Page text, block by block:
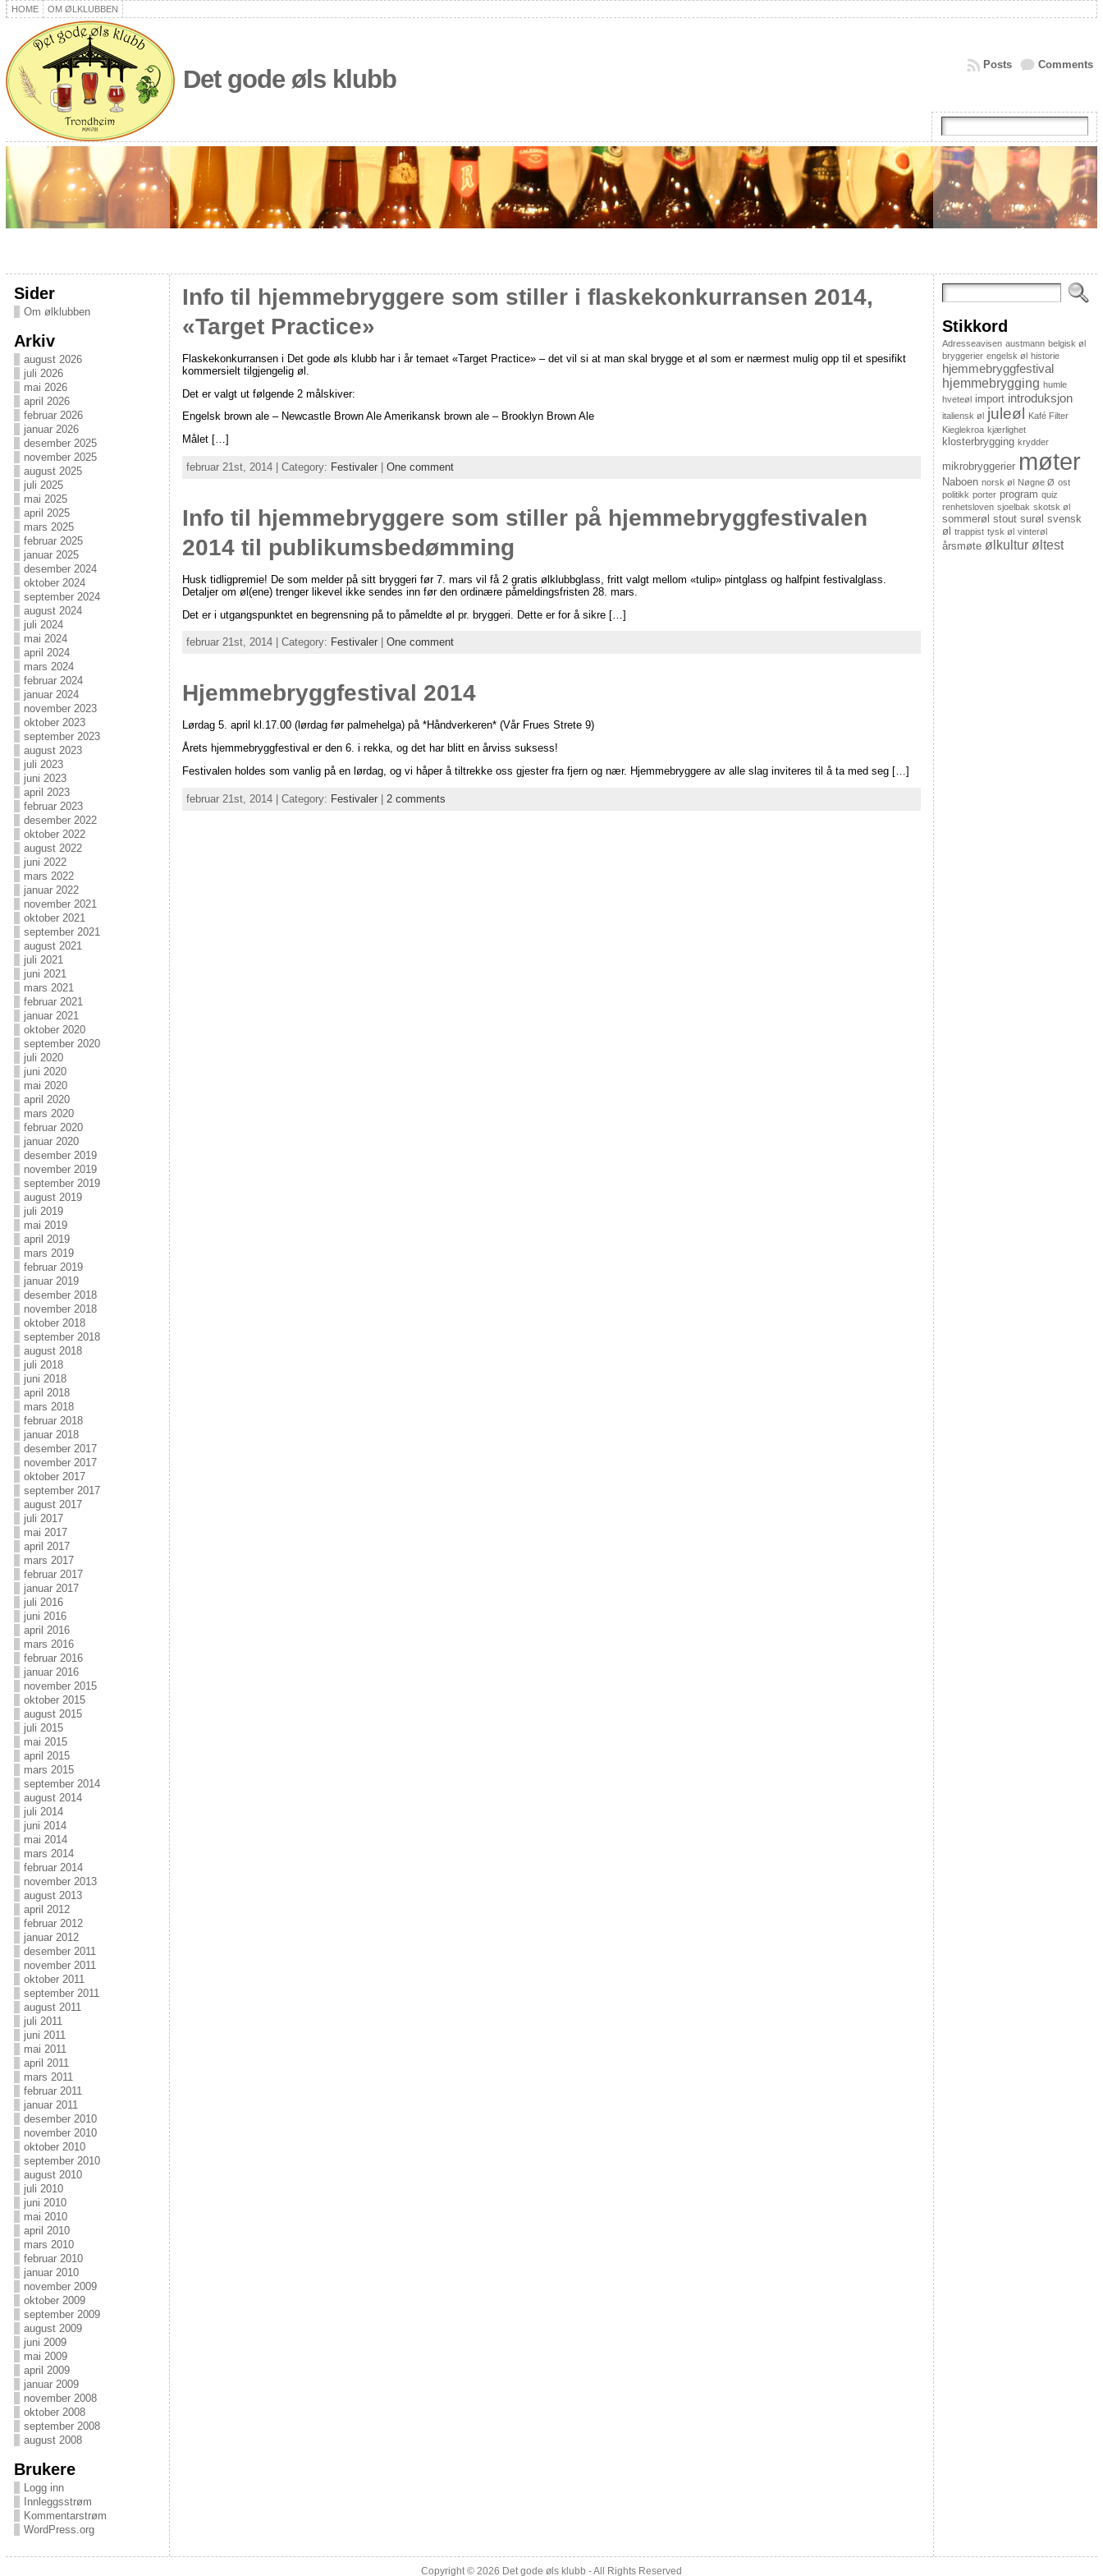
HOME OM ØLKLUBBEN
Det gode øls klubb
Comments
Posts
Sider
Om ølklubben
Arkiv
august 2026
juli 2026
mai 2026
april 2026
februar 2026
januar 2026
desember 2025
november 2025
august 2025
juli 2025
mai 2025
april 2025
mars 2025
februar 2025
januar 2025
desember 2024
oktober 2024
september 2024
august 2024
juli 2024
mai 2024
april 2024
mars 2024
februar 2024
januar 2024
november 2023
oktober 2023
september 2023
august 2023
juli 2023
juni 2023
april 2023
februar 2023
desember 2022
oktober 2022
august 2022
juni 2022
mars 2022
januar 2022
november 2021
oktober 2021
september 2021
august 2021
juli 2021
juni 2021
mars 2021
februar 2021
januar 2021
oktober 2020
september 2020
juli 2020
juni 2020
mai 2020
april 2020
mars 2020
februar 2020
januar 2020
desember 2019
november 2019
september 2019
august 2019
juli 2019
mai 2019
april 2019
mars 2019
februar 2019
januar 2019
desember 2018
november 2018
oktober 2018
september 2018
august 2018
juli 2018
juni 2018
april 2018
mars 2018
februar 2018
januar 2018
desember 2017
november 2017
oktober 2017
september 2017
august 2017
juli 2017
mai 2017
april 2017
mars 2017
februar 2017
januar 2017
juli 2016
juni 2016
april 2016
mars 2016
februar 2016
januar 2016
november 2015
oktober 2015
august 2015
juli 2015
mai 2015
april 2015
mars 2015
september 2014
august 2014
juli 2014
juni 2014
mai 2014
mars 2014
februar 2014
november 2013
august 2013
april 2012
februar 2012
januar 2012
desember 2011
november 2011
oktober 2011
september 2011
august 2011
juli 2011
juni 2011
mai 2011
april 2011
mars 2011
februar 2011
januar 2011
desember 2010
november 2010
oktober 2010
september 2010
august 2010
juli 2010
juni 2010
mai 2010
april 2010
mars 2010
februar 2010
januar 2010
november 2009
oktober 2009
september 2009
august 2009
juni 2009
mai 2009
april 2009
januar 2009
november 2008
oktober 2008
september 2008
august 2008
Brukere
Logg inn
Innleggsstrøm
Kommentarstrøm
WordPress.org
Info til hjemmebryggere som stiller i flaskekonkurransen 2014,
«Target Practice»
Flaskekonkurransen i Det gode øls klubb har i år temaet «Target Practice» – det vil si at man skal brygge et øl som er nærmest mulig opp til et spesifikt
kommersielt tilgjengelig øl.
Det er valgt ut følgende 2 målskiver:
Engelsk brown ale – Newcastle Brown Ale Amerikansk brown ale – Brooklyn Brown Ale
Målet […]
februar 21st, 2014 | Category: Festivaler| One comment
Info til hjemmebryggere som stiller på hjemmebryggfestivalen
2014 til publikumsbedømming
Husk tidligpremie! De som melder på sitt bryggeri før 7. mars vil få 2 gratis ølklubbglass, fritt valgt mellom «tulip» pintglass og halfpint festivalglass.
Detaljer om øl(ene) trenger likevel ikke sendes inn før den ordinære påmeldingsfristen 28. mars.
Det er i utgangspunktet en begrensning på to påmeldte øl pr. bryggeri. Dette er for å sikre […]
februar 21st, 2014 | Category: Festivaler| One comment
Hjemmebryggfestival 2014
Lørdag 5. april kl.17.00 (lørdag før palmehelga) på *Håndverkeren* (Vår Frues Strete 9)
Årets hjemmebryggfestival er den 6. i rekka, og det har blitt en årviss suksess!
Festivalen holdes som vanlig på en lørdag, og vi håper å tiltrekke oss gjester fra fjern og nær. Hjemmebryggere av alle slag inviteres til å ta med seg […]
februar 21st, 2014 | Category: Festivaler| 2 comments
Stikkord
Adresseavisen austmann belgisk øl
bryggerier engelsk øl historie
hjemmebryggfestival
hjemmebrygging humle
hveteøl import introduksjon
italiensk øl juleøl
Kafé Filter
Kieglekroa kjærlighet
klosterbrygging krydder
mikrobryggerier møter
Naboen norsk øl Nøgne Ø ost
politikk porter program quiz
renhetsloven sjoelbak skotsk øl
sommerøl stout surøl svensk
øl trappist tysk øl vinterøl
årsmøte ølkultur øltest
Copyright © 2026 Det gode øls klubb - All Rights Reserved